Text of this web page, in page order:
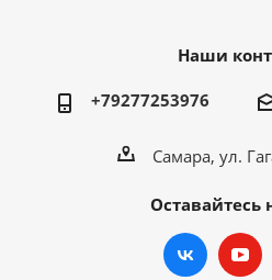
Наши
+79277253976
Самара, ул.
Оставайтесь